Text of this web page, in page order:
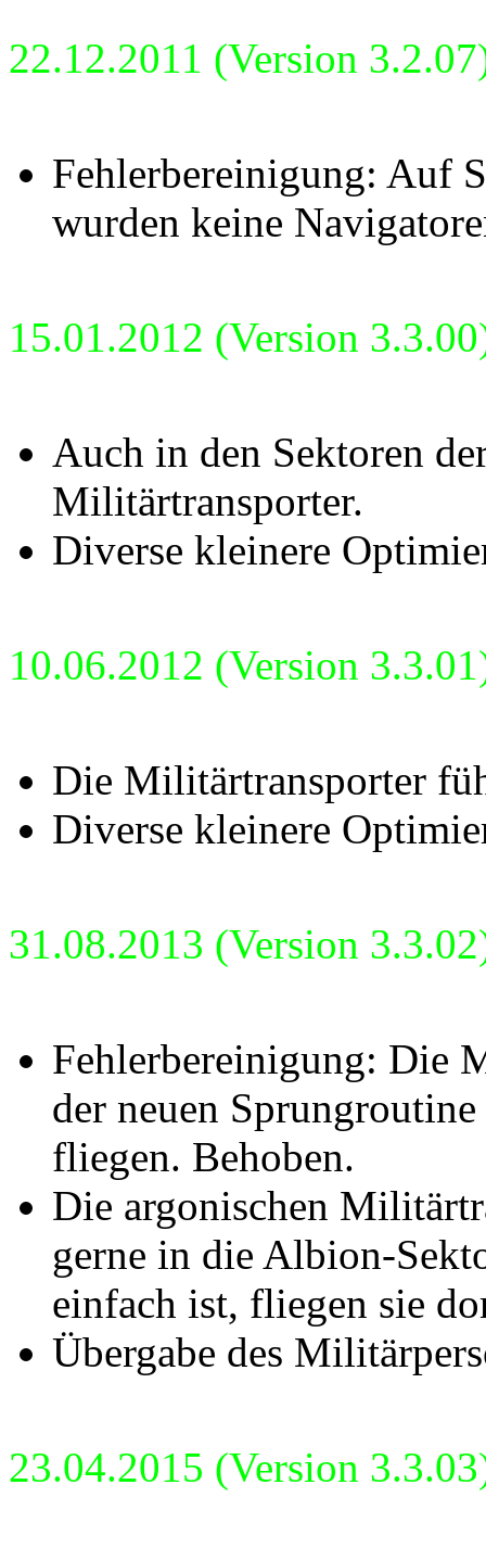
22.12.2011 (Version
Fehlerbereinigung: Auf
wurden keine
15.01.2012 (Version
Auch in den Sektoren
Militärtransporter.
Diverse kleinere
10.06.2012 (Version
Die Militärtransporter
Diverse kleinere
31.08.2013 (Version
Fehlerbereinigung: Die
der neuen
fliegen. Behoben.
Die argonischen
gerne in die Albion-
einfach ist, fliegen sie
Übergabe des
23.04.2015 (Version